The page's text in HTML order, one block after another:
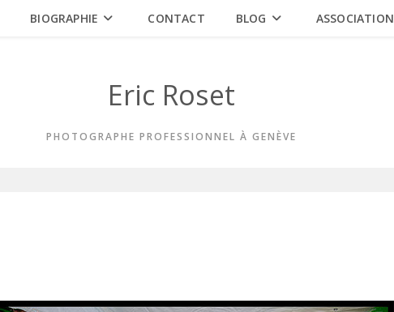
BIOGRAPHIE CONTACT BLOG ASSOCIATION
Eric Roset
PHOTOGRAPHE PROFESSIONNEL À GENÈVE